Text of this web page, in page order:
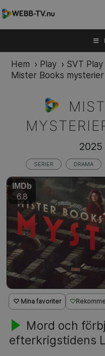
Hem › Play › SVT Play
Mister Books mysterier
♡ Mina favoriter
Mord och
efterkrigstidens
2025
SERIER DRAMA
IMDb
6.8